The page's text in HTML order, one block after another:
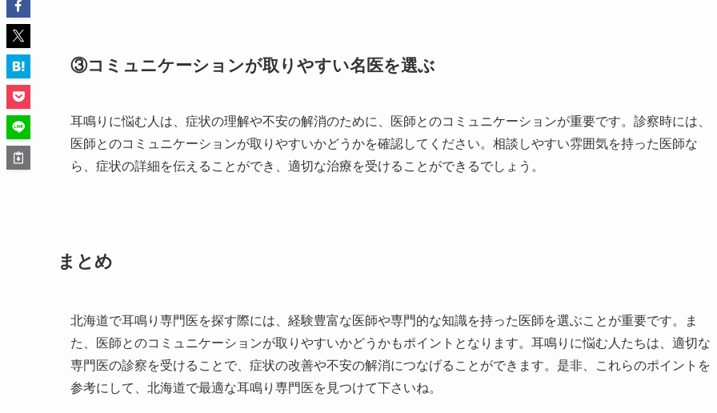
③コミュニケーションが取りやすい名医を選ぶ
耳鳴りに悩む人は、症状の理解や不安の解消のために、医師とのコミュニケーションが重要です。診察時には、
医師とのコミュニケーションが取りやすいかどうかを確認してください。相談しやすい雰囲気を持った医師な
ら、症状の詳細を伝えることができ、適切な治療を受けることができるでしょう。
まとめ
北海道で耳鳴り専門医を探す際には、経験豊富な医師や専門的な知識を持った医師を選ぶことが重要です。ま
た、医師とのコミュニケーションが取りやすいかどうかもポイントとなります。耳鳴りに悩む人たちは、適切な
専門医の診察を受けることで、症状の改善や不安の解消につなげることができます。是非、これらのポイントを
参考にして、北海道で最適な耳鳴り専門医を見つけて下さいね。